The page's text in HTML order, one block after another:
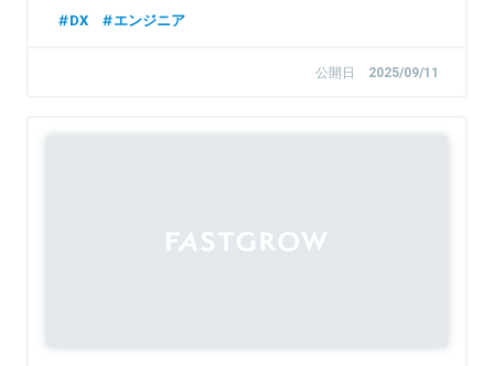
DX エンジニア
公開日 2025/09/11